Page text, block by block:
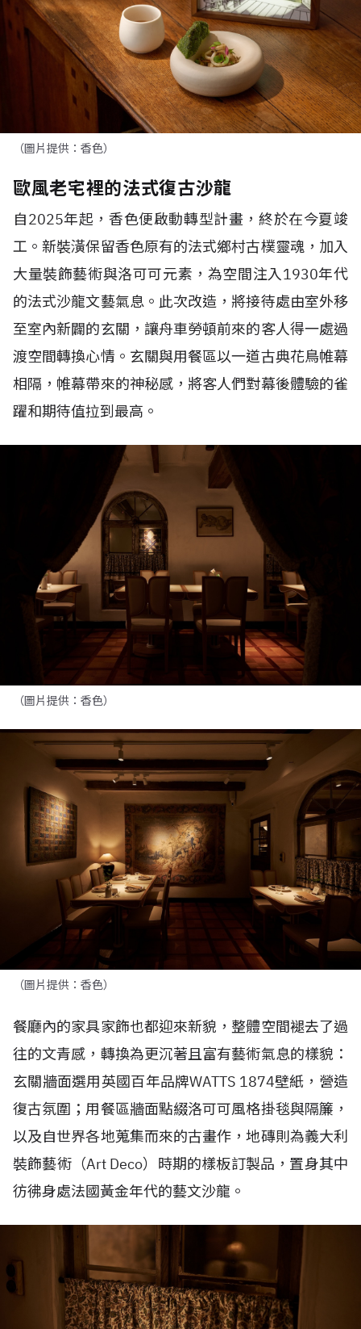
（圖片提供：香色）
歐風老宅裡的法式復古沙龍
自2025年起，香色便啟動轉型計畫，終於在今夏竣
工。新裝潢保留香色原有的法式鄉村古樸靈魂，加入
大量裝飾藝術與洛可可元素，為空間注入 1930年代
的法式沙龍文藝氣息。此次改造，將接待處由室外移
至室內新闢的玄關，讓舟車勞頓前來的客人得一處過
渡空間轉換心情。玄關與用餐區以一道古典花鳥帷幕
相隔，帷幕帶來的神秘感，將客人們對幕後體驗的雀
躍和期待值拉到最高。
（圖片提供：香色）
（圖片提供：香色）
餐廳內的家具家飾也都迎來新貌，整體空間褪去了過
往的文青感，轉換為更沉著且富有藝術氣息的樣貌：
玄關牆面選用英國百年品牌WATTS 1874壁紙，營造
復古氛圍；用餐區牆面點綴洛可可風格掛毯與隔簾，
以及自世界各地蒐集而來的古畫作，地磚則為義大利
裝飾藝術（Art Deco）時期的樣板訂製品， 置身其中
彷彿身處法國黃金年代的藝文沙龍。